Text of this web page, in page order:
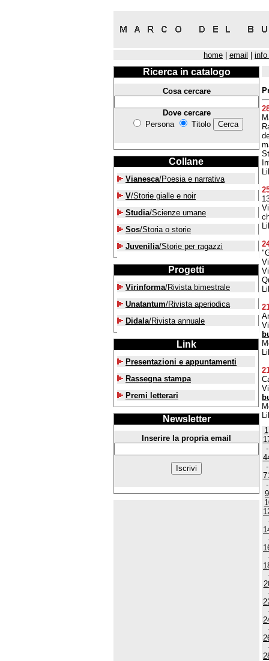
home email info
Ricerca in catalogo
Cosa cercare
Dove cercare
Persona
Titolo
Collane
Vianesca/Poesia e narrativa
V/Storie gialle e noir
Studia/Scienze umane
Sos/Storia o storie
Juvenilia/Storie per ragazzi
Progetti
Virinforma/Rivista bimestrale
Unatantum/Rivista aperiodica
Didala/Rivista annuale
Link
Presentazioni e appuntamenti
Rassegna stampa
Premi letterari
Newsletter
Inserire la propria email
1